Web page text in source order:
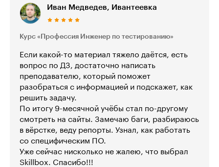
Иван Медведев, Ивантеевка
Курс «Профессия Инженер по тестированию»
Если какой-то материал тяжело даётся, есть
вопрос по ДЗ, достаточно написать
преподавателю, который поможет
разобраться с информацией и подскажет, как
решить задачу.
По итогу 9-месячной учёбы стал по-другому
смотреть на сайты. Замечаю баги, разбираюсь
в вёрстке, веду репорты. Узнал, как работать
со специфическим ПО.
Уже сейчас нисколько не жалею, что выбрал
Skillbox. Спасибо!!!